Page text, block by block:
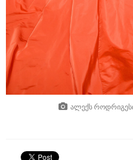
ალექს